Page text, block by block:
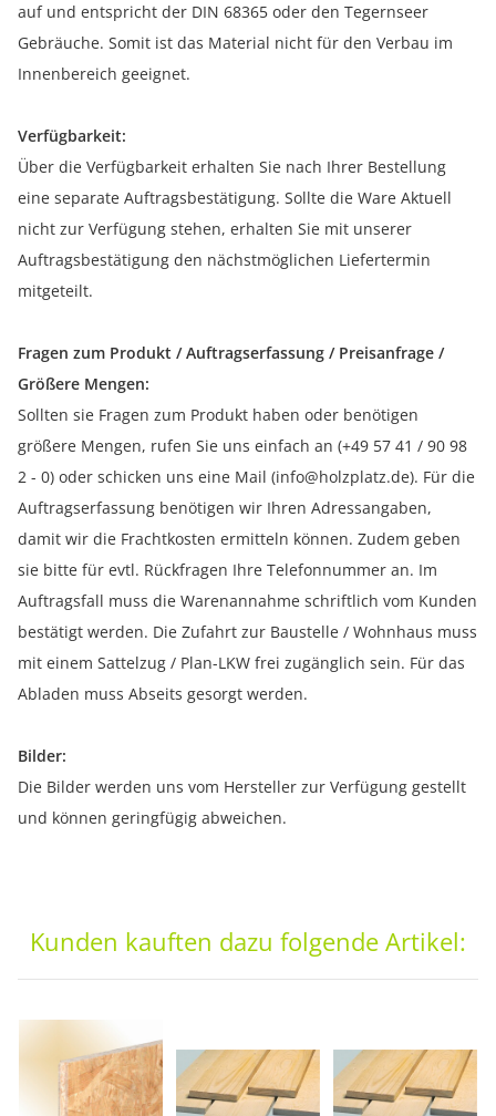
auf und entspricht der DIN 68365 oder den Tegernseer
Gebräuche. Somit ist das Material nicht für den Verbau im
Innenbereich geeignet.
Verfügbarkeit:
Über die Verfügbarkeit erhalten Sie nach Ihrer Bestellung
eine separate Auftragsbestätigung. Sollte die Ware Aktuell
nicht zur Verfügung stehen, erhalten Sie mit unserer
Auftragsbestätigung den nächstmöglichen Liefertermin
mitgeteilt.
Fragen zum Produkt / Auftragserfassung / Preisanfrage /
Größere Mengen:
Sollten sie Fragen zum Produkt haben oder benötigen
größere Mengen, rufen Sie uns einfach an (+49 57 41 / 90 98
2 - 0) oder schicken uns eine Mail (info@holzplatz.de). Für die
Auftragserfassung benötigen wir Ihren Adressangaben,
damit wir die Frachtkosten ermitteln können. Zudem geben
sie bitte für evtl. Rückfragen Ihre Telefonnummer an. Im
Auftragsfall muss die Warenannahme schriftlich vom Kunden
bestätigt werden. Die Zufahrt zur Baustelle / Wohnhaus muss
mit einem Sattelzug / Plan-LKW frei zugänglich sein. Für das
Abladen muss Abseits gesorgt werden.
Bilder:
Die Bilder werden uns vom Hersteller zur Verfügung gestellt
und können geringfügig abweichen.
Kunden kauften dazu folgende Artikel: